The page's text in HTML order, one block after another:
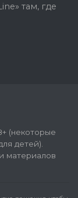
там, где
(некоторые
детей).
материалов